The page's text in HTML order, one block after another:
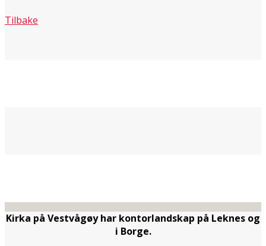
Tilbake
Kirka på Vestvågøy har kontorlandskap på Leknes og
i Borge.